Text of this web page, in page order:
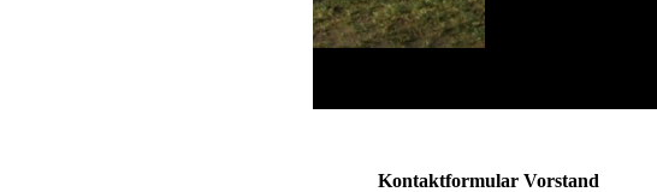
Kontaktformular Vorstand